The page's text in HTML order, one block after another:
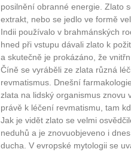
posilnění obranné energie. Zlato
extrakt, nebo se jedlo ve formě
Indii používalo v brahmánských
hned při vstupu dávali zlato k
a skutečně je prokázáno, že
Číně se vyráběli ze zlata různá
revmatismus. Dnešní
zlata na lidský organismus znovu
právě k léčení revmatismu, tam
Jak je vidět zlato se velmi
neduhů a je znovuobjeveno i
ducha. V evropské mytologii se